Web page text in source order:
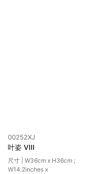
00252XJ
叶姿 VIII
尺寸 | W36cm x H36cm ;
W14.2inches x